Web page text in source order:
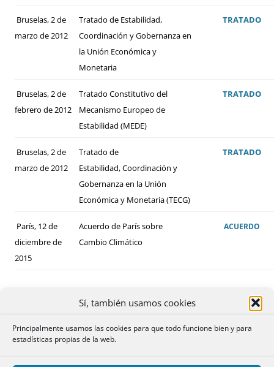
Sí, también usamos cookies
Principalmente usamos las cookies para que todo funcione bien y para
estadísticas propias de la web.
Bruselas, 2 de
marzo de 2012
Tratado de Estabilidad,
Coordinación y Gobernanza en
la Unión Económica y
Monetaria
TRATADO
Bruselas, 2 de
febrero de 2012
Tratado Constitutivo del
Mecanismo Europeo de
Estabilidad (MEDE)
TRATADO
Bruselas, 2 de
marzo de 2012
Tratado de
Estabilidad, Coordinación y
Gobernanza en la Unión
Económica y Monetaria (TECG)
TRATADO
París, 12 de
diciembre de
2015
Acuerdo de París sobre
Cambio Climático
ACUERDO
ALGUNOS DE LOS CONVENIOS BILATERALES
FIRMADOS POR ESPAÑA